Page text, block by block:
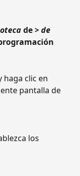
de > de
haga clic en
pantalla de
los